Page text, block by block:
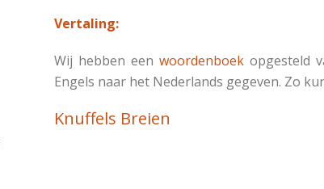
Vertaling:
Wij hebben een woordenboekopgesteld
Engels naar het Nederlands gegeven. Zo
Knuffels Breien